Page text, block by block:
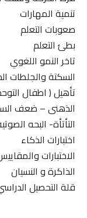
تنمية المهارات
صعوبات التعلم
بطئ التعلم
تاخر النمو اللغوي
السكتة والجلطات
تأهيل ( اطفال
الذهنى – ضعف
التأتأة- البحه
اختبارات الذكاء
الاختبارات
الذاكرة و النسيان
قلة التحصيل